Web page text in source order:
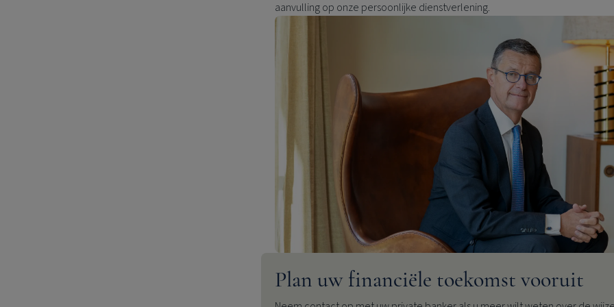
aanvulling op onze persoonlijke dienstverlening.
Plan uw financiële toekomst vooruit